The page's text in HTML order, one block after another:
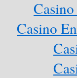
Casino